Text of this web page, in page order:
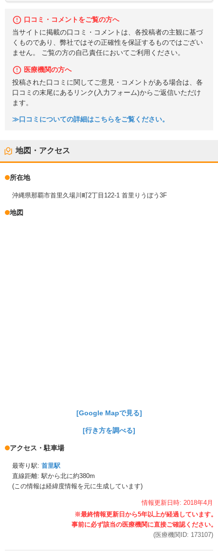
口コミ・コメントをご覧の方へ
当サイトに掲載の口コミ・コメントは、各投稿者の主観に基づ
くものであり、弊社ではその正確性を保証するものではござい
ません。 ご覧の方の自己責任においてご利用ください。
医療機関の方へ
投稿された口コミに関してご意見・コメントがある場合は、各
口コミの末尾にあるリンク(入力フォーム)からご返信いただけ
ます。
≫口コミについての詳細はこちらをご覧ください。
地図・アクセス
所在地
沖縄県那覇市首里久場川町2丁目122-1 首里りうぼう3F
地図
[Google Mapで見る]
[行き方を調べる]
アクセス・駐車場
最寄り駅: 首里駅
直線距離: 駅から北に約380m
(この情報は経緯度情報を元に生成しています)
情報更新日時: 2018年4月
(医療機関ID: 173107)